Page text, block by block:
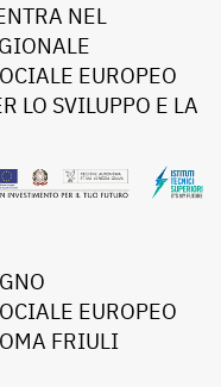
NEL
EUROPEO
LO SVILUPPO E LA
EUROPEO
FRIULI